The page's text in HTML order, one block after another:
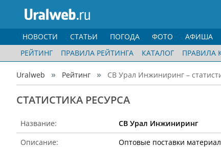
НОВОСТИ СТАТЬИ ПОГОДА ФОТО АФИША
РЕЙТИНГ
ПРАВИЛА РЕЙТИНГА КАТАЛОГ ПРАВИЛА
Uralweb Рейтинг СВ Урал Инжиниринг –
CТАТИСТИКА РЕСУРСА
Название:
СВ Урал Инжиниринг
Описание:
Оптовые поставки